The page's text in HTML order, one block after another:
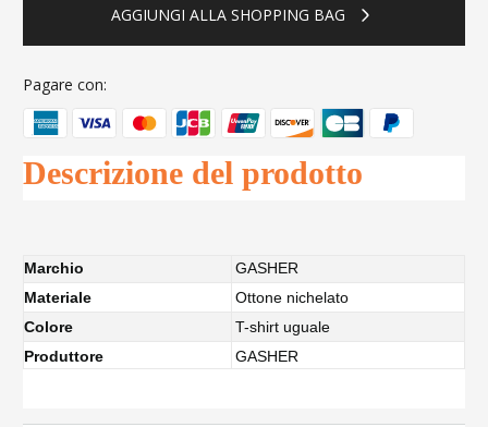
AGGIUNGI ALLA SHOPPING BAG
Pagare con:
Descrizione del prodotto
Marchio
GASHER
Materiale
Ottone nichelato
Colore
T-shirt uguale
Produttore
GASHER